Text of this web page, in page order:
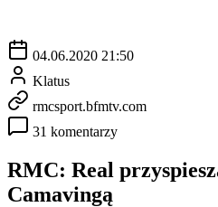
04.06.2020 21:50
Klatus
rmcsport.bfmtv.com
31 komentarzy
RMC: Real
Camavingą